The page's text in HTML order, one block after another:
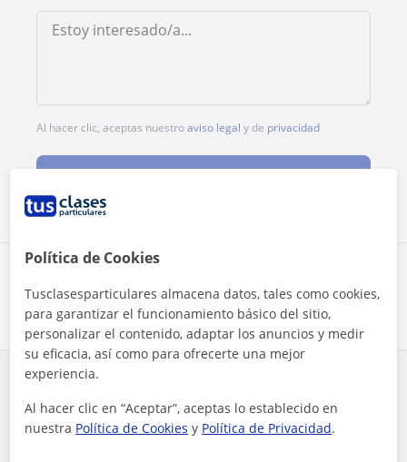
Al hacer clic, aceptas nuestroaviso legal y de privacidad
Tus clases particulares Derecho Valencia
Puçol
Política de Cookies
Tusclasesparticulares almacena datos, tales como cookies,
para garantizar el funcionamiento básico del sitio,
personalizar el contenido, adaptar los anuncios y medir
su eficacia, así como para ofrecerte una mejor
experiencia.
Al hacer clic en “Aceptar”, aceptas lo establecido en
nuestra Política de Cookies y Política de Privacidad.